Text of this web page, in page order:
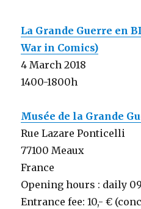
La Grande Guerre en
War in Comics)
4 March 2018
1400-1800h
Musée de la Grande
Rue Lazare Ponticelli
77100 Meaux
France
Opening hours : daily
Entrance fee: 10,- €